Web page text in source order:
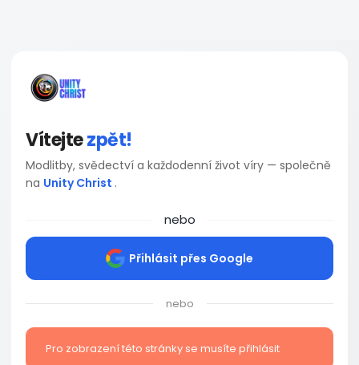
Vítejtezpět!
Modlitby, svědectví a každodenní život víry — společně
na Unity Christ .
nebo
Přihlásit přes Google
nebo
Pro zobrazení této stránky se musíte přihlásit